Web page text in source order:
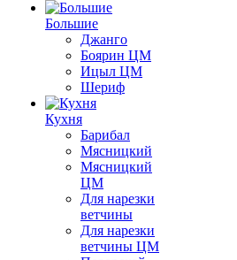
Большие
Джанго
Боярин ЦМ
Ицыл ЦМ
Шериф
Кухня
Барибал
Мясницкий
Мясницкий
ЦМ
Для нарезки
ветчины
Для нарезки
ветчины ЦМ